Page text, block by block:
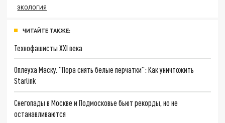
ЭКОЛОГИЯ
ЧИТАЙТЕ ТАКЖЕ:
Технофашисты XXI века
Оплеуха Маску. "Пора снять белые перчатки": Как уничтожить
Starlink
Снегопады в Москве и Подмосковье бьют рекорды, но не
останавливаются